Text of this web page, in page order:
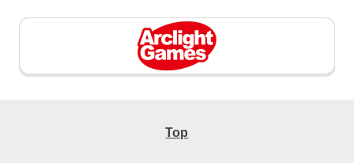
Top